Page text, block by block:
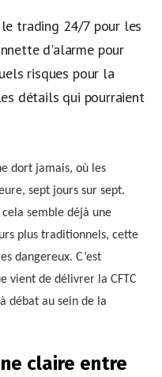
le trading 24/7 pour les
d'alarme pour
risques pour la
détails qui pourraient
dort jamais, où les
sept jours sur sept.
semble déjà une
plus traditionnels, cette
dangereux. C’est
vient de délivrer la CFTC
débat au sein de la
claire entre